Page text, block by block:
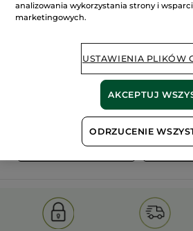
roślinne
pól
Pokaż więcej
OLD PRODUCT LINE LES
analizowania wykorzystania strony i
marketingowych.
USTAWIENIA PLIKÓW
ODRZUCENIE
AKCEPTUJ